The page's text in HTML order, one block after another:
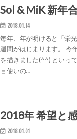
Sol & MiK 新年
2018.01.14
毎年、年が明けると「栄
週間がはじまります。 今
を描きました(^^) といっ
ョ使いの…
2018年 希望と
2018.01.01